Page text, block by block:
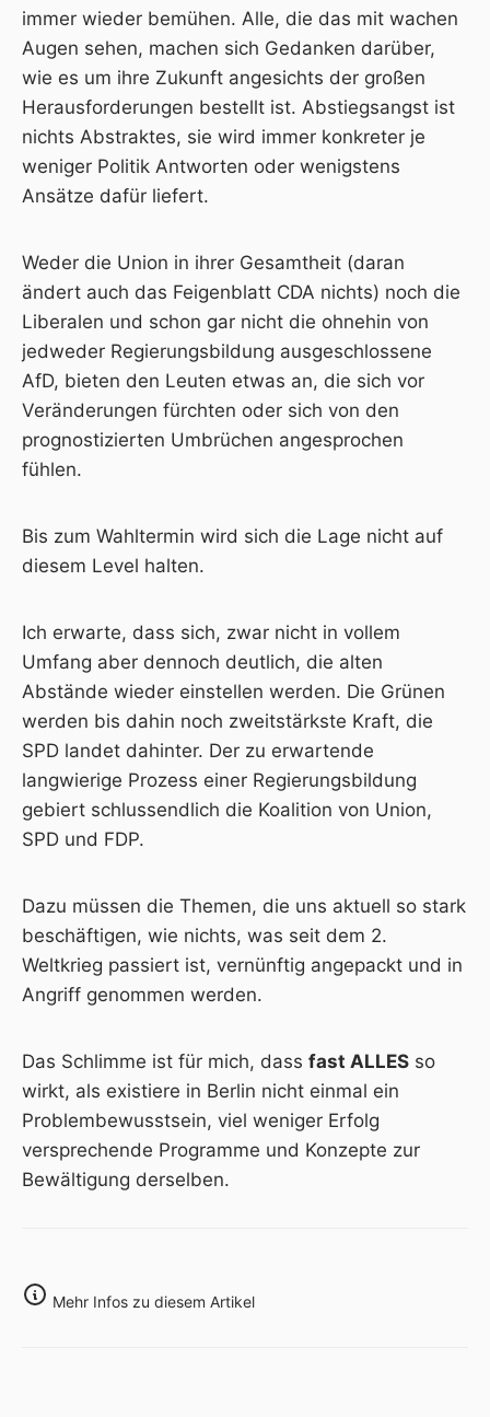
immer wieder bemühen. Alle, die das mit wachen
Augen sehen, machen sich Gedanken darüber,
wie es um ihre Zukunft angesichts der großen
Herausforderungen bestellt ist. Abstiegsangst ist
nichts Abstraktes, sie wird immer konkreter je
weniger Politik Antworten oder wenigstens
Ansätze dafür liefert.
Weder die Union in ihrer Gesamtheit (daran
ändert auch das Feigenblatt CDA nichts) noch die
Liberalen und schon gar nicht die ohnehin von
jedweder Regierungsbildung ausgeschlossene
AfD, bieten den Leuten etwas an, die sich vor
Veränderungen fürchten oder sich von den
prognostizierten Umbrüchen angesprochen
fühlen.
Bis zum Wahltermin wird sich die Lage nicht auf
diesem Level halten.
Ich erwarte, dass sich, zwar nicht in vollem
Umfang aber dennoch deutlich, die alten
Abstände wieder einstellen werden. Die Grünen
werden bis dahin noch zweitstärkste Kraft, die
SPD landet dahinter. Der zu erwartende
langwierige Prozess einer Regierungsbildung
gebiert schlussendlich die Koalition von Union,
SPD und FDP.
Dazu müssen die Themen, die uns aktuell so stark
beschäftigen, wie nichts, was seit dem 2.
Weltkrieg passiert ist, vernünftig angepackt und in
Angriff genommen werden.
Das Schlimme ist für mich, dass fast ALLES so
wirkt, als existiere in Berlin nicht einmal ein
Problembewusstsein, viel weniger Erfolg
versprechende Programme und Konzepte zur
Bewältigung derselben.
Mehr Infos zu diesem Artikel